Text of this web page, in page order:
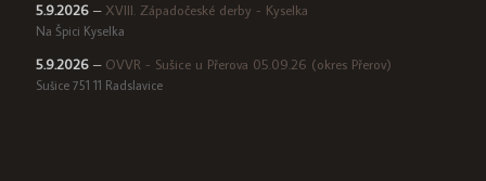
5.9.2026 – XVIII. Západočeské derby - Kyselka
Na Špici Kyselka
5.9.2026 – OVVR - Sušice u Přerova 05.09.26 (okres Přerov)
Sušice 751 11 Radslavice